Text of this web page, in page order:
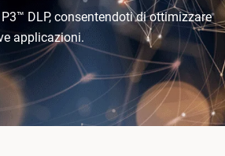
DLP, consentendoti di ottimizzare
applicazioni.